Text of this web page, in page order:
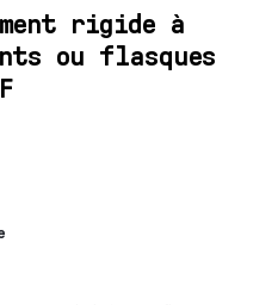
rigide à
ou flasques